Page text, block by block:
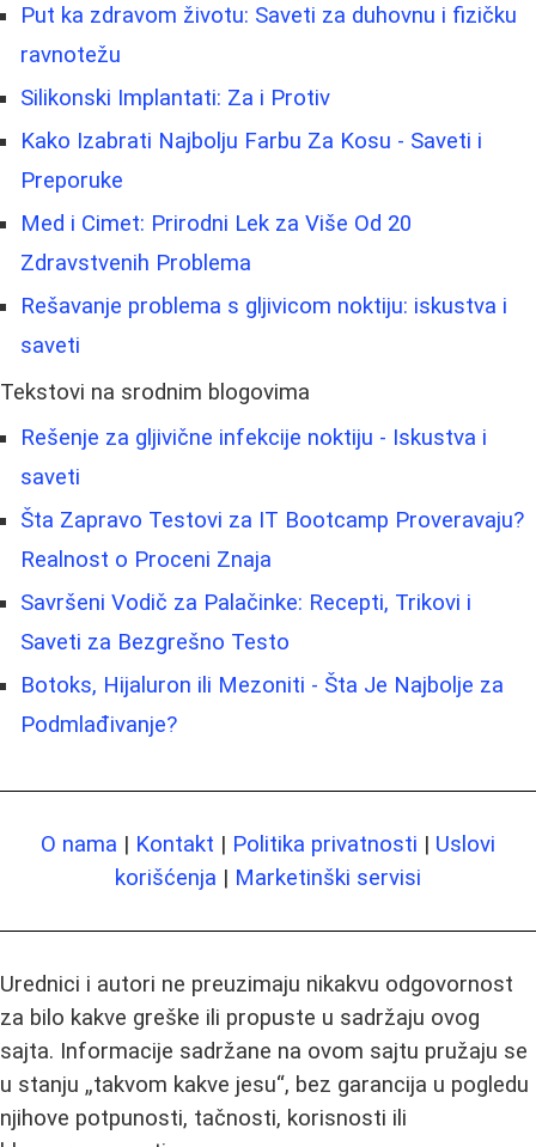
Put ka zdravom životu: Saveti za duhovnu i fizičku
ravnotežu
Silikonski Implantati: Za i Protiv
Kako Izabrati Najbolju Farbu Za Kosu - Saveti i
Preporuke
Med i Cimet: Prirodni Lek za Više Od 20
Zdravstvenih Problema
Rešavanje problema s gljivicom noktiju: iskustva i
saveti
Tekstovi na srodnim blogovima
Rešenje za gljivične infekcije noktiju - Iskustva i
saveti
Šta Zapravo Testovi za IT Bootcamp Proveravaju?
Realnost o Proceni Znaja
Savršeni Vodič za Palačinke: Recepti, Trikovi i
Saveti za Bezgrešno Testo
Botoks, Hijaluron ili Mezoniti - Šta Je Najbolje za
Podmlađivanje?
O nama | Kontakt | Politika privatnosti | Uslovi
korišćenja | Marketinški servisi
Urednici i autori ne preuzimaju nikakvu odgovornost
za bilo kakve greške ili propuste u sadržaju ovog
sajta. Informacije sadržane na ovom sajtu pružaju se
u stanju „takvom kakve jesu“, bez garancija u pogledu
njihove potpunosti, tačnosti, korisnosti ili